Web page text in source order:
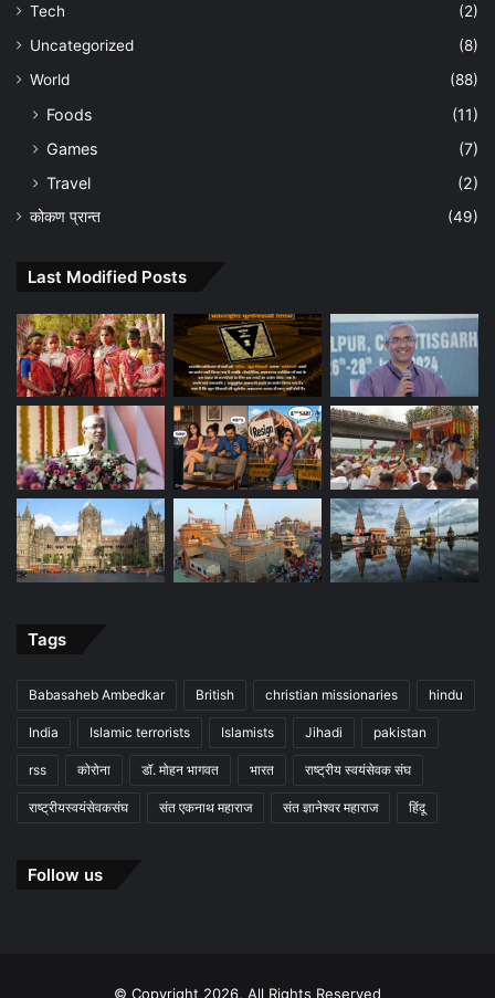
Tech
(2)
Uncategorized
(8)
World
(88)
Foods
(11)
Games
(7)
Travel
(2)
कोकण प्रान्त (49)
Last Modified Posts
Tags
Babasaheb Ambedkar British christian missionaries hindu
India Islamic terrorists Islamists Jihadi pakistan
rss कोरोना डॉ. मोहन भागवत भारत राष्ट्रीय स्वयंसेवक संघ
राष्ट्रीयस्वयंसेवकसंघ संत एकनाथ महाराज संत ज्ञानेश्वर महाराज हिंदू
Follow us
© Copyright 2026, All Rights Reserved